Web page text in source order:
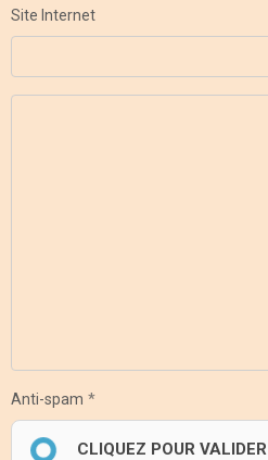
Site Internet
Anti-spam
CLIQUEZ POUR VALIDER